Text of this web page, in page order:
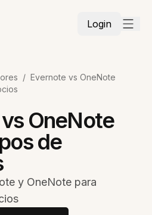
Login
/ Evernote vs OneNote
OneNote
de
y OneNote para